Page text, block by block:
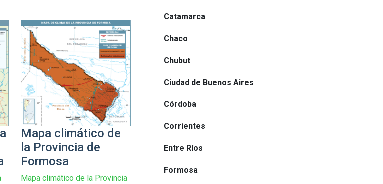
Mapa climático de
la Provincia de
Formosa
Mapa climático de la Provincia
Catamarca
Chaco
Chubut
Ciudad de Buenos Aires
Córdoba
Corrientes
Entre Ríos
Formosa